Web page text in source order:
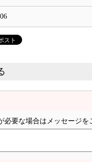
必要な場合はメッセージを